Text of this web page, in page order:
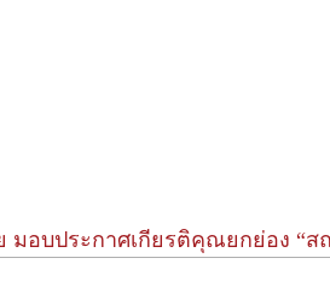
มอบประกาศเกียรติคุณยกย่อง “